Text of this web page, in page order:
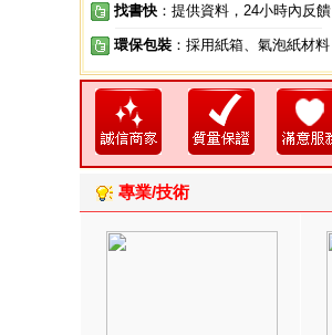
找書快 ：提供資料，24小時內反饋
環保包裝 ：採用紙箱、氣泡紙材料
專業/技術